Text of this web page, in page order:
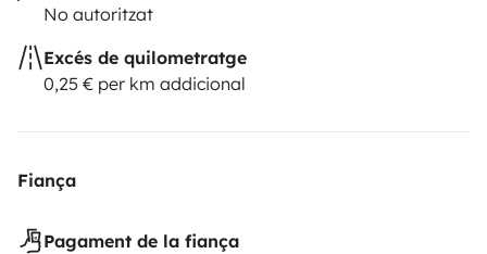
No autoritzat
Excés de quilometratge
0,25 € per km addicional
Fiança
Pagament de la fiança